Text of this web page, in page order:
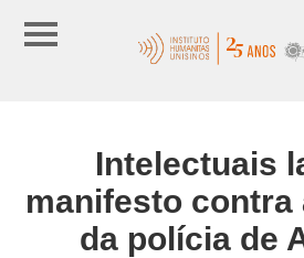
Intelectuais
manifesto contra
da polícia de